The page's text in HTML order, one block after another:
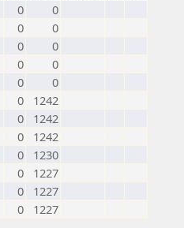
0
0
0
0
0
0
0
0
0
0
0
1242
0
1242
0
1242
0
1230
0
1227
0
1227
0
1227